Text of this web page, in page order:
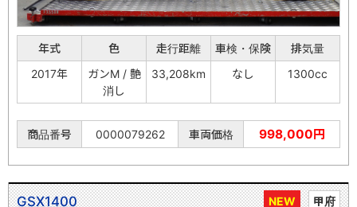
年式 色 走行距離 車検・保険
排気量
2017年
ガンM / 艶
消し
33,208km なし 1300cc
商品番号 0000079262 車両価格 998,000円
NEW 甲府
GSX1400